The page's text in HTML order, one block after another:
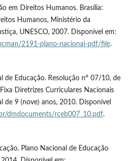
em Direitos Humanos. Brasília:
Humanos, Ministério da
UNESCO, 2007. Disponível em:
2191-plano-nacional-pdf/file.
de Educação. Resolução nº 07/10, de
Diretrizes Curriculares Nacionais
de 9 (nove) anos, 2010. Disponível
dmdocuments/rceb007_10.pdf.
Plano Nacional de Educação